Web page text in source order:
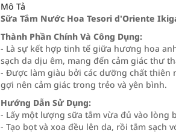
Mô Tả
Sữa Tắm Nước Hoa Tesori d'Oriente
Thành Phần Chính Và Công Dụng:
- Là sự kết hợp tinh tế giữa hương hoa
sạch da dịu êm, mang đến cảm giác thư
- Được làm giàu bởi các dưỡng chất thiên
gợi nên cảm giác trong trẻo và yên bình.
Hướng Dẫn Sử Dụng:
- Lấy một lượng sữa tắm vừa đủ vào lòng
- Tạo bọt và xoa đều lên da, rồi tắm sạch